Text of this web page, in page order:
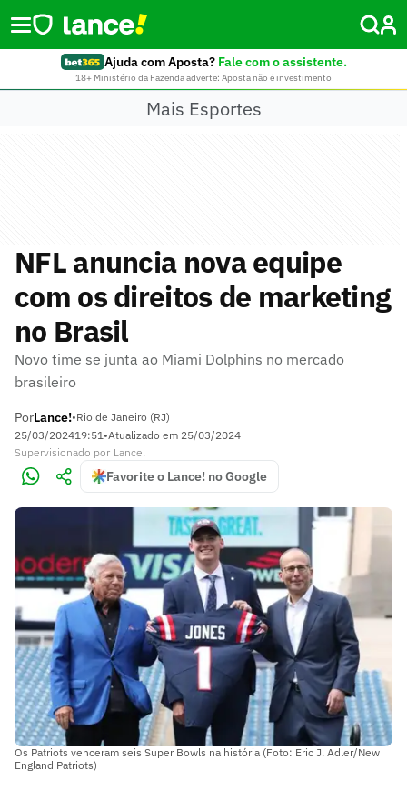
Ajuda com Aposta? Fale com o assistente.
18+ Ministério da Fazenda adverte: Aposta não é investimento
Mais Esportes
NFL anuncia nova equipe
com os direitos de marketing
no Brasil
Novo time se junta ao Miami Dolphins no mercado
brasileiro
PorLance!•Rio de Janeiro (RJ)
25/03/202419:51•Atualizado em 25/03/2024
Supervisionado por Lance!
Favorite o Lance! no Google
Os Patriots venceram seis Super Bowls na história (Foto: Eric J. Adler/New
England Patriots)